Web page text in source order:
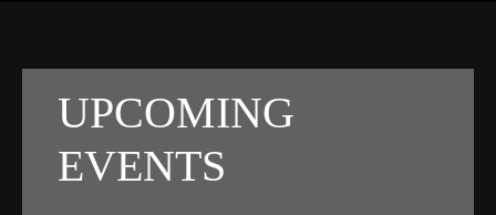
UPCOMING
EVENTS